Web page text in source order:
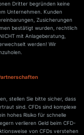
Dritter begründen keine
Unternehmen. Kunden
Zusicherungen
bestätigt wurden, rechtlich
mit Anlageberatung,
werden! Wir
stellen Sie bitte sicher, dass
sind. CFDs sind komplexe
hohes Risiko für schnelle
verlieren Geld beim CFD-
von CFDs verstehen